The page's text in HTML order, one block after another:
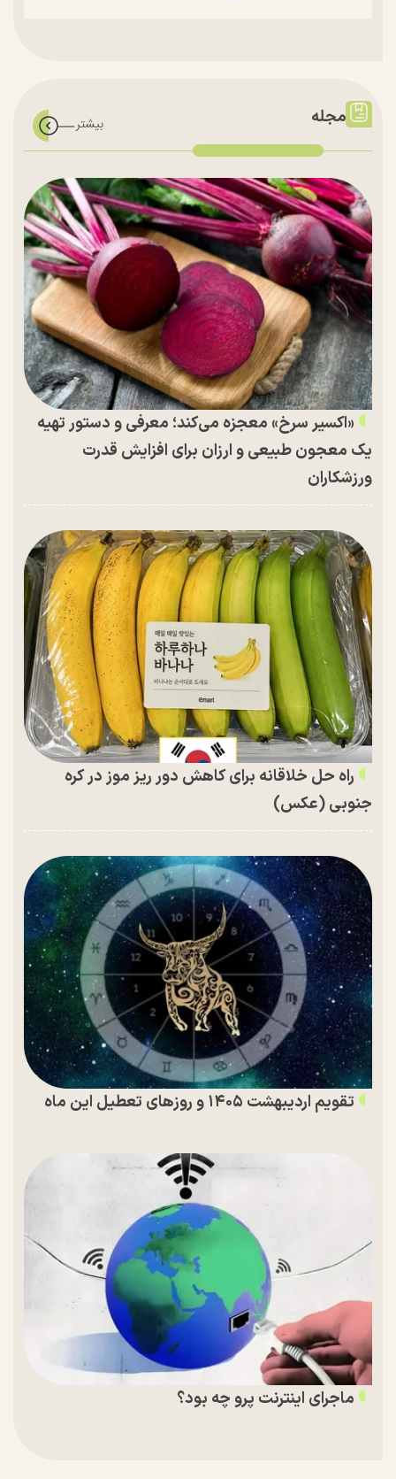
مجله
«اکسیر سرخ» معجزه می‌کند؛ معرفی و دستور تهیه
یک معجون طبیعی و ارزان برای افزایش قدرت
ورزشکاران
راه حل خلاقانه برای کاهش دور ریز موز در کره
جنوبی (عکس)
تقویم اردیبهشت ۱۴۰۵ و روز‌های تعطیل این ماه
ماجرای اینترنت پرو چه بود؟